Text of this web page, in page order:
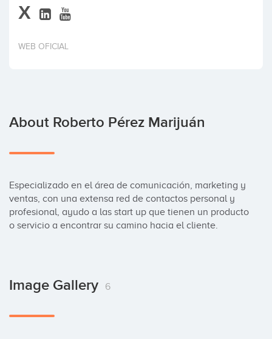
Invest
X
WEB OFICIAL
About Roberto Pérez Marijuán
Especializado en el área de comunicación, marketing y
ventas, con una extensa red de contactos personal y
profesional, ayudo a las start up que tienen un producto
o servicio a encontrar su camino hacia el cliente.
Image Gallery 6